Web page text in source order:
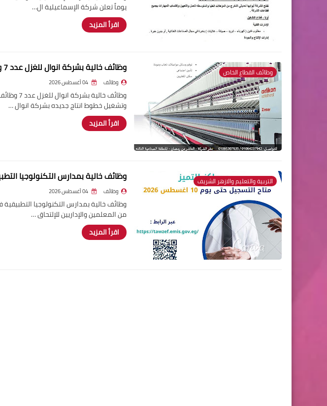
يوماً تعلن شركة الإسماعيلية ال…
اقرأ المزيد
وظائف القطاع الخاص وظائف خالية بشركة انوال للغزل عدد 7 وظائف شاغرة
وظائف
وظائف
وتشغيل خطوط انتاج جديده بشركة انوال …
اقرأ المزيد
التربية والتعليم والازهر الشريف وظائف خالية بمدارس التكنولوجيا التطبيقية
وظائف
من المعلمين والإداريين للإلتحاق …
اقرأ المزيد